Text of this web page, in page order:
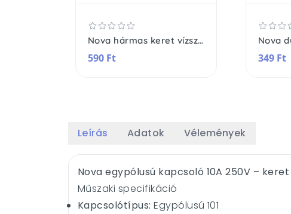
Nova hármas keret vízszintes
590 Ft
Nova
349 Ft
Leírás Adatok Vélemények
Nova egypólusú kapcsoló 10A 250V –
Műszaki specifikáció
Kapcsolótípus: Egypólusú 101